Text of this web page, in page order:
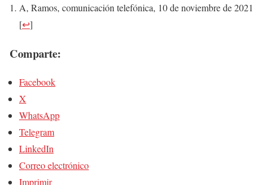
A, Ramos, comunicación telefónica, 10 de noviembre de 2021
[↩]
Comparte:
Facebook
X
WhatsApp
Telegram
LinkedIn
Correo electrónico
Imprimir